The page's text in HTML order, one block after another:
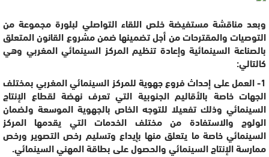
وبعد مناقشة مستفيضة خلص اللقاء التواصلي لبلورة مجموعة من
التوصيات والمقترحات من أجل تضمينها ضمن مشروع القانون المتعلق
بالصناعة السينمائية وإعادة تنظيم المركز السينمائي المغربي وهي
كالتالي:
1- العمل على إحداث فروع جهوية للمركز السينمائي المغربي بمختلف
الجهات خاصة بالأقاليم الجنوبية التي تعرف نهضة لقطاع الإنتاج
السينمائي وذلك تفعيلا للتوجه الخاص بالجهوية الموسعة ولضمان
الولوج والاستفادة من مختلف الخدمات التي يقدمها المركز
السينمائي خاصة ما يتعلق منها بإيداع وتسليم رخص التصوير ورخص
ممارسة الإنتاج السينمائي والحصول على بطاقة المهني السينمائي.